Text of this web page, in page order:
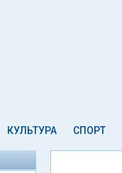
КУЛЬТУРА СПОРТ